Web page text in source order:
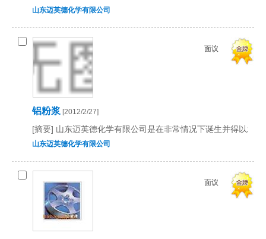
山东迈英德化学有限公司
铝粉浆 [2012/2/27]
[摘要] 山东迈英德化学有限公司是在非常情况下诞生并得以发展
山东迈英德化学有限公司
面议
面议